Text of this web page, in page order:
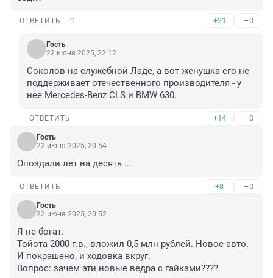
ОТВЕТИТЬ 1 +21 –0
Гость
22 июня 2025, 22:12
Соколов на служебной Ладе, а вот женушка его не
поддерживает отечественного производителя - у
нее Mercedes-Benz CLS и BMW 630.
ОТВЕТИТЬ +14 –0
Гость
22 июня 2025, 20:54
Опоздали лет на десять ...
ОТВЕТИТЬ +8 –0
Гость
22 июня 2025, 20:52
Я не богат.
Тойота 2000 г.в., вложил 0,5 млн рублей. Новое авто.
И покрашено, и ходовка вкруг.
Вопрос: зачем эти новые ведра с гайками????